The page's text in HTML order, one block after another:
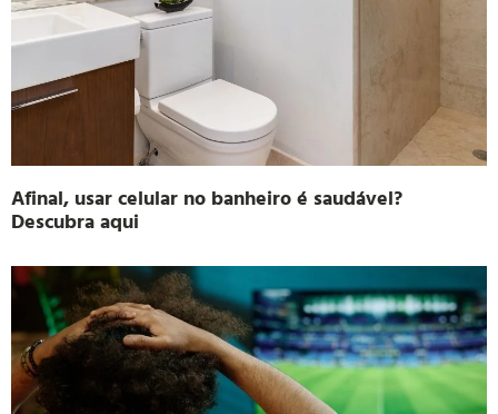
Afinal, usar celular no banheiro é saudável?
Descubra aqui